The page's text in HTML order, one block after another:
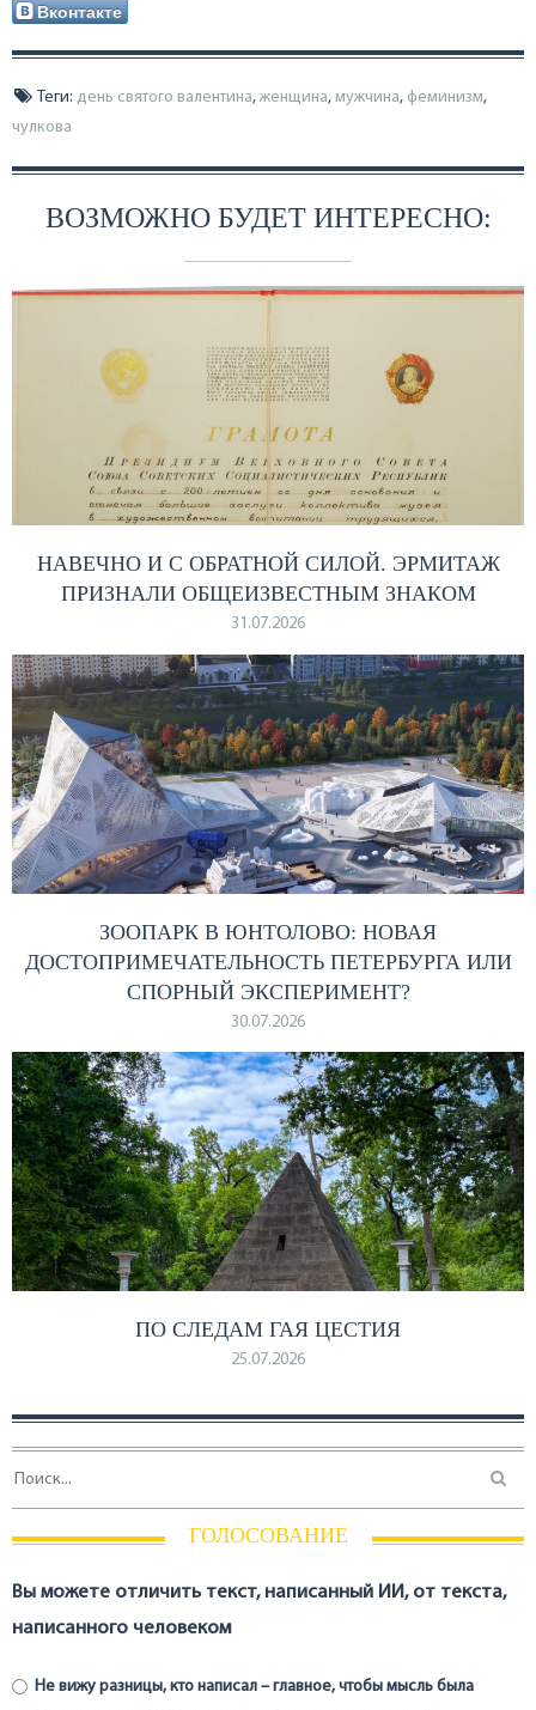
Вконтакте
Теги: день святого валентина, женщина, мужчина, феминизм,
чулкова
ВОЗМОЖНО БУДЕТ ИНТЕРЕСНО:
НАВЕЧНО И С ОБРАТНОЙ СИЛОЙ. ЭРМИТАЖ
ПРИЗНАЛИ ОБЩЕИЗВЕСТНЫМ ЗНАКОМ
31.07.2026
ЗООПАРК В ЮНТОЛОВО: НОВАЯ
ДОСТОПРИМЕЧАТЕЛЬНОСТЬ ПЕТЕРБУРГА ИЛИ
СПОРНЫЙ ЭКСПЕРИМЕНТ?
30.07.2026
ПО СЛЕДАМ ГАЯ ЦЕСТИЯ
25.07.2026
ГОЛОСОВАНИЕ
Вы можете отличить текст, написанный ИИ, от текста,
написанного человеком
Не вижу разницы, кто написал – главное, чтобы мысль была